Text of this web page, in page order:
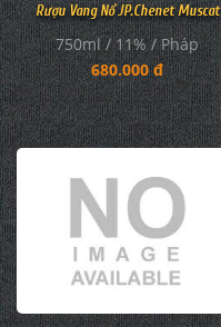
Rượu Vang Nổ JP.Chenet Muscat
750ml / 11% / Pháp
680.000 đ